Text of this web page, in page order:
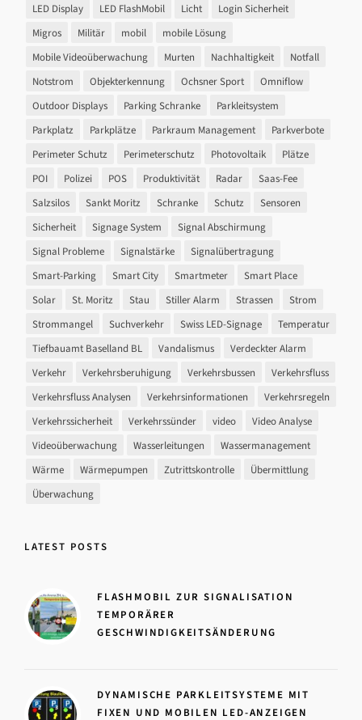
LED Display
LED FlashMobil Licht
Login Sicherheit
Migros
Militär mobil
mobile Lösung
Mobile Videoüberwachung
Murten Nachhaltigkeit
Notfall
Notstrom
Objekterkennung Ochsner Sport
Omniflow
Outdoor Displays
Parking Schranke
Parkleitsystem
Parkplatz
Parkplätze Parkraum Management
Parkverbote
Perimeter Schutz
Perimeterschutz Photovoltaik
Plätze
POI
Polizei POS Produktivität Radar
Saas-Fee
Salzsilos
Sankt Moritz Schranke Schutz
Sensoren
Sicherheit
Signage System
Signal Abschirmung
Signal Probleme
Signalstärke
Signalübertragung
Smart-Parking
Smart City Smartmeter
Smart Place
Solar
St. Moritz Stau Stiller Alarm Strassen
Strom
Strommangel
Suchverkehr Swiss LED-Signage
Temperatur
Tiefbauamt Baselland BL
Vandalismus
Verdeckter Alarm
Verkehr
Verkehrsberuhigung Verkehrsbussen
Verkehrsfluss
Verkehrsfluss Analysen
Verkehrsinformationen
Verkehrsregeln
Verkehrssicherheit
Verkehrssünder video
Video Analyse
Videoüberwachung
Wasserleitungen
Wassermanagement
Wärme
Wärmepumpen Zutrittskontrolle
Übermittlung
Überwachung
LATEST POSTS
FLASHMOBIL ZUR SIGNALISATION
TEMPORÄRER
GESCHWINDIGKEITSÄNDERUNG
DYNAMISCHE PARKLEITSYSTEME MIT
FIXEN UND MOBILEN LED-ANZEIGEN